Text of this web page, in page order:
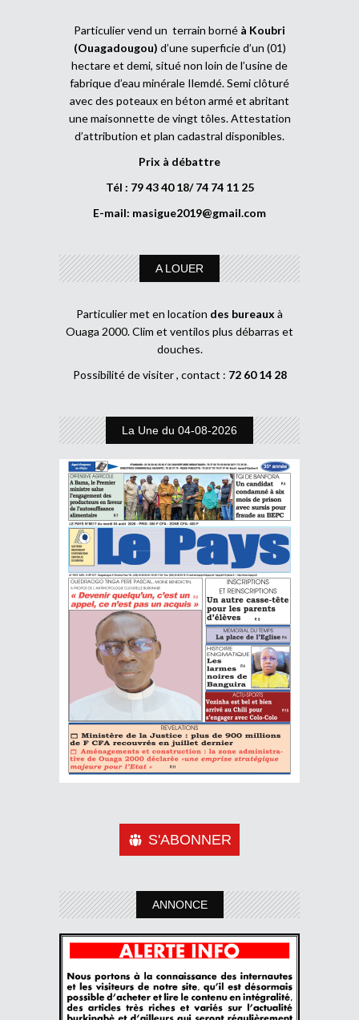
Particulier vend un terrain borné à Koubri
(Ouagadougou) d’une superficie d’un (01)
hectare et demi, situé non loin de l’usine de
fabrique d’eau minérale Ilemdé. Semi clôturé
avec des poteaux en béton armé et abritant
une maisonnette de vingt tôles. Attestation
d’attribution et plan cadastral disponibles.
Prix à débattre
Tél : 79 43 40 18/ 74 74 11 25
E-mail: masigue2019@gmail.com
A LOUER
Particulier met en location des bureaux à
Ouaga 2000. Clim et ventilos plus débarras et
douches.
Possibilité de visiter , contact : 72 60 14 28
La Une du 04-08-2026
S'ABONNER
ANNONCE